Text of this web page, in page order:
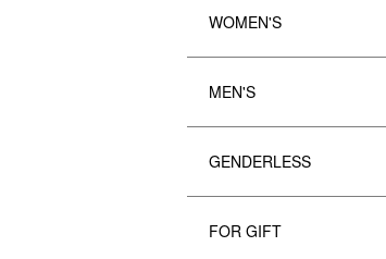
WOMEN'S
MEN'S
GENDERLESS
FOR GIFT